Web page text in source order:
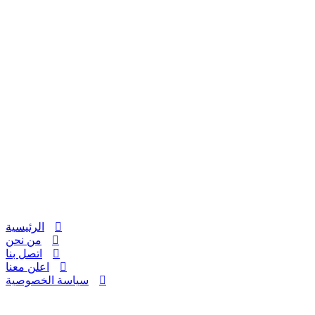
الرئيسية
من نحن
اتصل بنا
اعلن معنا
سياسة الخصوصية